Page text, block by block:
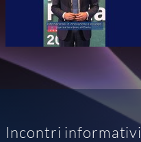
Incontri informativi